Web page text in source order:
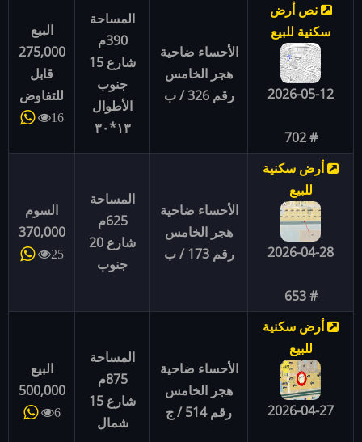
نص أرض
سكنية للبيع
2026-05-12
# 702
الأحساء ضاحية
هجر الخامس
رقم 326 / ب
المساحة
390م
شارع 15
جنوب
الأطوال
١٣*٣٠
البيع
275,000
قابل
للتفاوض
16
أرض سكنية
للبيع
2026-04-28
# 653
الأحساء ضاحية
هجر الخامس
رقم 173 / ب
المساحة
625م
شارع 20
جنوب
السوم
370,000
25
أرض سكنية
للبيع
2026-04-27
الأحساء ضاحية
هجر الخامس
رقم 514 / ج
المساحة
875م
شارع 15
شمال
البيع
500,000
6